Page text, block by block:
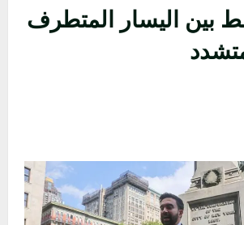
بين اليسار المتطرف